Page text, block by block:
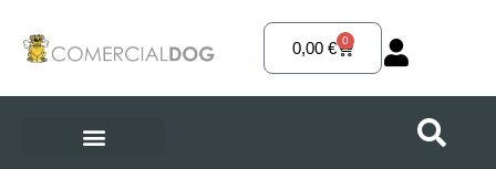
contenido
0,00€ 0
Carrito